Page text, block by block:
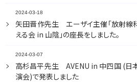
2024-03-18
矢田晋作先生 エーザイ主催「放射線
える会 in 山陰」の座長をしました。
2024-03-07
高杉昌平先生 AVENU in 中四国 (日
演会)で発表しました